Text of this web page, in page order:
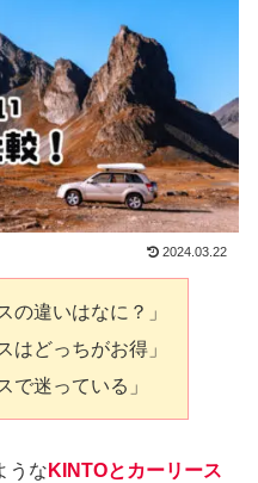
2024.03.22
の違いはなに？」
はどっちがお得」
で迷っている」
うな KINTOとカーリース